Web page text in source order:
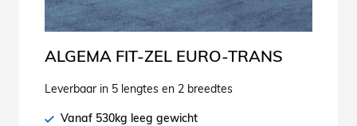
ALGEMA FIT-ZEL EURO-TRANS
Leverbaar in 5 lengtes en 2 breedtes
Vanaf 530kg leeg gewicht